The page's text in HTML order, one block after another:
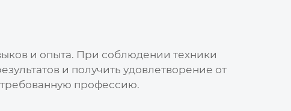
и опыта. При соблюдении техники
и получить удовлетворение от
профессию.